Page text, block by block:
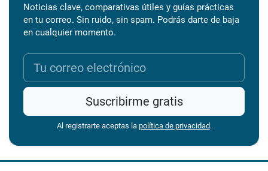
Noticias clave, comparativas útiles y guías prácticas
en tu correo. Sin ruido, sin spam. Podrás darte de baja
en cualquier momento.
Suscribirme gratis
Al registrarte aceptas la política de privacidad.